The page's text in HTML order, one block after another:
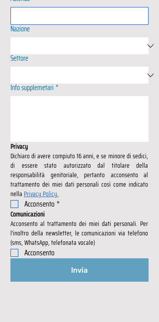
Nazione
Settore
Info supplemetari *
Privacy
Dichiaro di avere compiuto 16 anni, e se minore di sedici,
di essere stato autorizzato dal titolare della
responsabilità genitoriale, pertanto acconsento al
trattamento dei miei dati personali così come indicato
nella Privacy Policy.
Acconsento *
Comunicazioni
Acconsento al trattamento dei miei dati personali. Per
l’inoltro della newsletter, le comunicazioni via telefono
(sms, WhatsApp, telefonata vocale)
Acconsento
Invia